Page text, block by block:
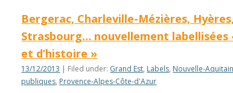
Bergerac, Charleville-Mézières, Hyères,
Strasbourg… nouvellement labellisées
et d’histoire »
13/12/2013 | Filed under: Grand Est, Labels, Nouvelle-
publiques, Provence-Alpes-Côte-d'Azur